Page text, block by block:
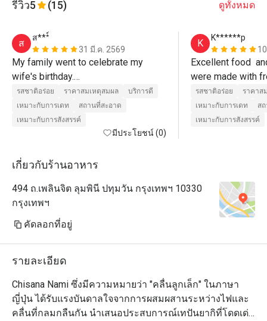
รีวิว5 (15) ดูทั้งหมด
ส
ส***์
31 มี.ค. 2569
My family went to celebrate my
wife's birthday.
The kids were enjoying the show
presented by the chef. The service
staff was also attentive and helpful.
Always asking if they could assist
As for the food, it was delicious. The
The restaurant and staffs somehow
surprised us by bringing an Ice
cream top with a candle for my
wife's birthday. Almost all the staff
came out to sing Happy Birthday for
my wife. She was very happy about
it. These small details create a
remembrance in our mind and we will
definitely come back.
รสชาติอร่อย ราคาสมเหตุสมผล
บริการดี
เหมาะกับการเดท
สถานที่สะอาด
เหมาะกับการสังสรรค์
มีประโยชน์ (0)
K
K******p
Excellent food
were made with
and cooked to
us.
รสชาติอร่อย
ราคาส
เหมาะกับการเดท
ส
เหมาะกับการสังสรรค์
เกี่ยวกับร้านอาหาร
494 ถ.เพลินจิต ลุมพินี ปทุมวัน กรุงเทพฯ 10330
กรุงเทพฯ
คัดลอกที่อยู่
รายละเอียด
Chisana Nami ซึ่งมีความหมายว่า "คลื่นลูกเล็ก" ในภาษา
ญี่ปุ่น ได้รับแรงบันดาลใจจากการผสมผสานระหว่างไฟและ
คลื่นที่กลมกลืนกัน นำเสนอประสบการณ์เทปันยากิที่โดดเด่น